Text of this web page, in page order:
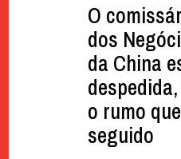
O
dos
da China
o rumo
seguido